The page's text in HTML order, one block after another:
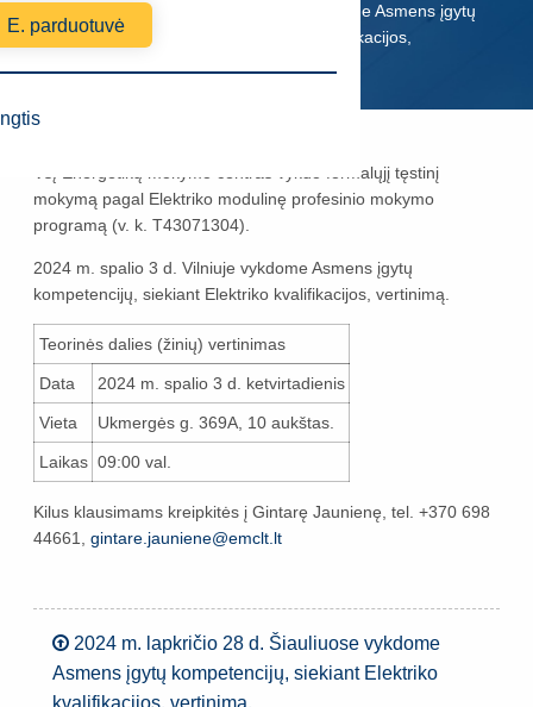
E. parduotuvė
2024 m. spalio 3 d. Vilniuje vykdome Asmens įgytų
kompetencijų, siekiant Elektriko kvalifikacijos,
Paskelbimo data
VšĮ Energetikų mokymo centras vykdo formalųjį tęstinį
mokymą pagal Elektriko modulinę profesinio mokymo
programą (v. k. T43071304).
2024 m. spalio 3 d. Vilniuje vykdome Asmens įgytų
kompetencijų, siekiant Elektriko kvalifikacijos, vertinimą.
Teorinės dalies (žinių) vertinimas
Data 2024 m. spalio 3 d. ketvirtadienis
Vieta Ukmergės g. 369A, 10 aukštas.
Laikas 09:00 val.
Kilus klausimams kreipkitės į Gintarę Jaunienę, tel. +370 698
44661, gintare.jauniene@emclt.lt
2024 m. lapkričio 28 d. Šiauliuose vykdome
Asmens įgytų kompetencijų, siekiant Elektriko